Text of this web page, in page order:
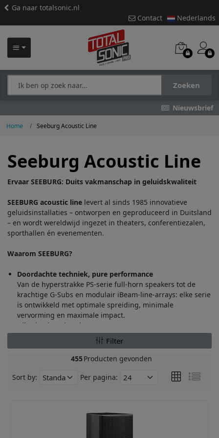
Ga naar totalsonic.nl
Contact
Nederlands
Zoeken
Nieuwsbrief
Home Seeburg Acoustic Line
Seeburg Acoustic Line
Ervaar SEEBURG: Duits vakmanschap in geluidskwaliteit
SEEBURG acoustic line levert al sinds 1985 innovatieve
geluidsinstallaties – ontworpen en geproduceerd in Duitsland
– en wordt wereldwijd ingezet in theaters, conferentiezalen,
sporthallen én evenementen.
Waarom SEEBURG?
Doordachte techniek, pure performance
Van de hyperstrakke PS‑serie full‑horn speakers tot de
krachtige G‑Subs en modulair iBeam‑line‑arrays: elke serie
is ontwikkeld met optimale spreiding, minimale
vervorming en maximale impact.
Alles in eigen hand
SEEBURG ontwikkelt en bouwt én beheert (zelf‑powered)
luidsprekersystemen en bijbehorende elektronica –
waaronder DSP‑gebaseerde controllers en geïntegreerde
rack‑oplossingen – met topprestaties en strakke
productcontinuïteit als standaard.
EQ‑instellingen en firmware centraal beheren – zelfs op
Filter
455Producten gevonden
Sort by: Per pagina: